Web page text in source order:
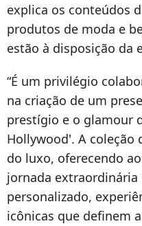
explica os conteúdos
produtos de moda e
estão à disposição da
“É um privilégio
na criação de um
prestígio e o glamour
Hollywood'. A coleção
do luxo, oferecendo
jornada
personalizado,
icônicas que definem